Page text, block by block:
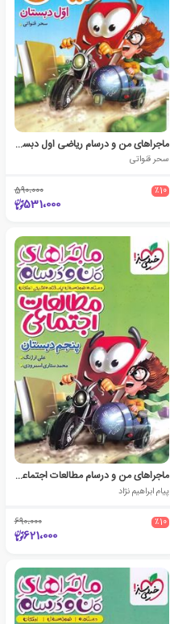
ماجراهای من و درسام ریاضی اول دبستان
سحر قنواتی
٪10 590،000
531،000
ماجراهای من و درسام مطالعات اجتماعی پنجم دبستان
پیام ابراهیم نژاد
٪10 690،000
621،000